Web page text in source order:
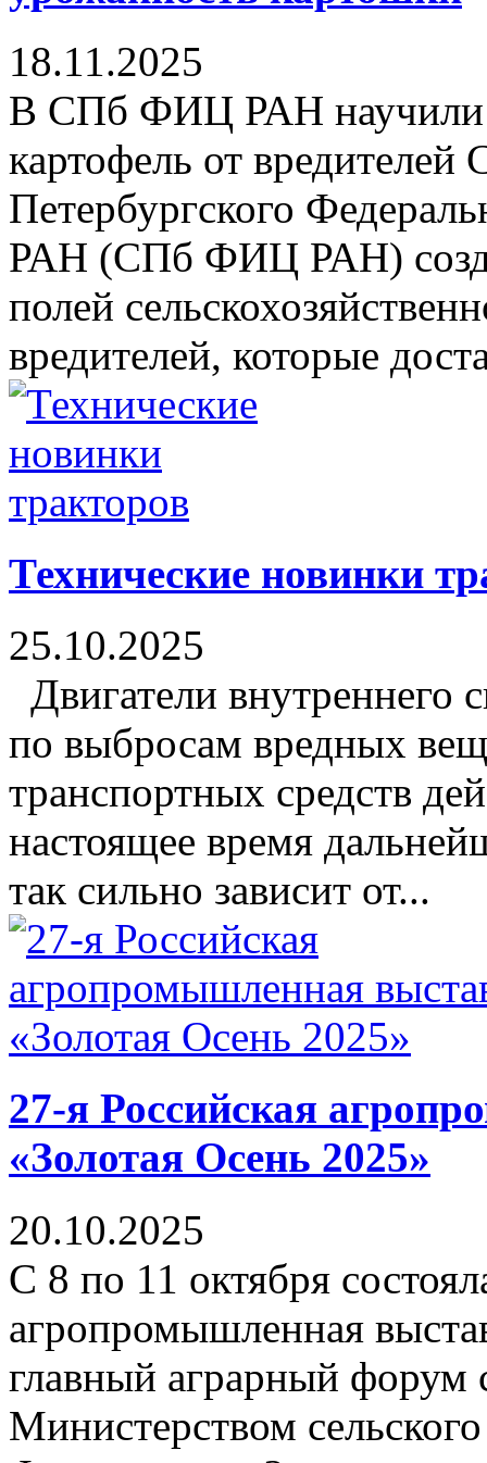
18.11.2025
В СПб ФИЦ РАН научили
картофель от
Петербургского
РАН (СПб ФИЦ РАН)
полей
вредителей, которые
Технические новинки
25.10.2025
Двигатели внутреннего
по выбросам вредных
транспортных средств
настоящее время
так сильно зависит от...
27-я Российская
«Золотая Осень 2025»
20.10.2025
С 8 по 11 октября
агропромышленная
главный аграрный
Министерством